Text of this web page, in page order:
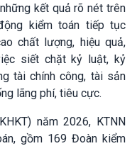
kết quả rõ nét trên
kiểm toán tiếp tục
chất lượng, hiệu quả,
siết chặt kỷ luật, kỷ
tài chính công, tài sản
lãng phí, tiêu cực.
năm 2026, KTNN
gồm 169 Đoàn kiểm